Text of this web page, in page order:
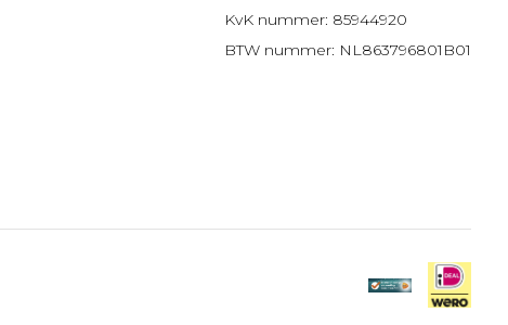
KvK nummer: 85944920
BTW nummer: NL863796801B01